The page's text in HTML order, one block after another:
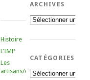
Histoire
L’IMP
Les
artisans/commerçants
ARCHIVES
Archives
CATÉGORIES
Catégories